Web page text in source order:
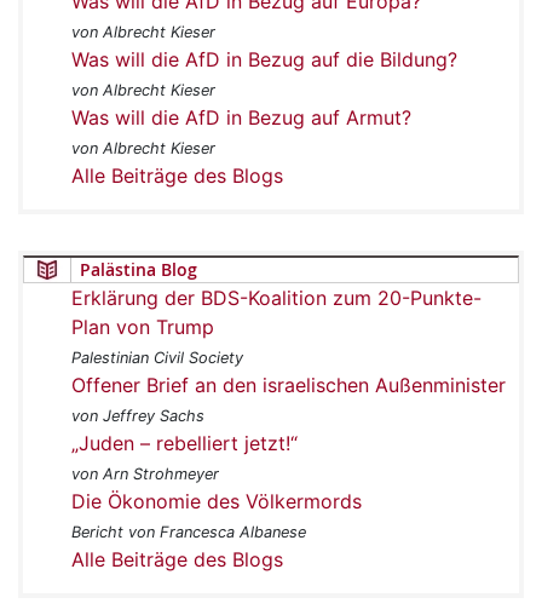
von Albrecht Kieser
Was will die AfD in Bezug auf die Bildung?
von Albrecht Kieser
Was will die AfD in Bezug auf Armut?
von Albrecht Kieser
Alle Beiträge des Blogs
Palästina Blog
Erklärung der BDS-Koalition zum 20-Punkte-
Plan von Trump
Palestinian Civil Society
Offener Brief an den israelischen Außenminister
von Jeffrey Sachs
„Juden – rebelliert jetzt!“
von Arn Strohmeyer
Die Ökonomie des Völkermords
Bericht von Francesca Albanese
Alle Beiträge des Blogs